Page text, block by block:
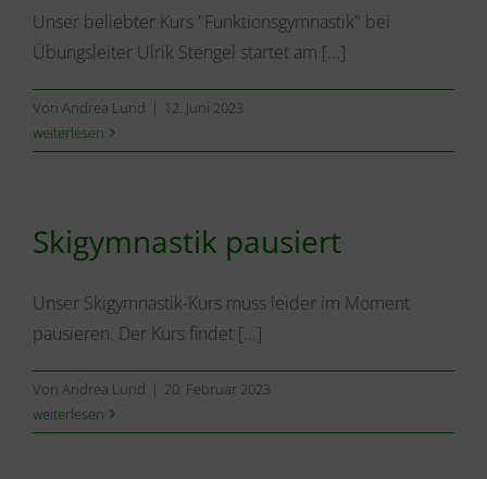
Unser beliebter Kurs "Funktionsgymnastik" bei
Übungsleiter Ulrik Stengel startet am [...]
Von Andrea Lund | 12. Juni 2023
weiterlesen
Skigymnastik pausiert
Unser Skigymnastik-Kurs muss leider im Moment
pausieren. Der Kurs findet [...]
Von Andrea Lund | 20. Februar 2023
weiterlesen